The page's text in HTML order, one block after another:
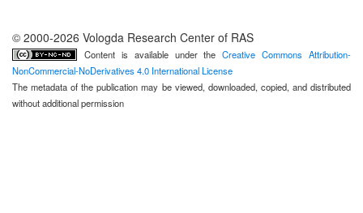
© 2000-2026 Vologda Research Center of RAS
Content is available under theCreative Commons Attribution-
NonCommercial-NoDerivatives 4.0 International License
The metadata of the publication may be viewed, downloaded, copied, and distributed
without additional permission